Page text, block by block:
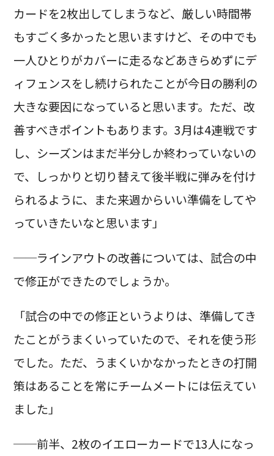
カードを2枚出してしまうなど、厳しい時間帯
もすごく多かったと思いますけど、その中でも
一人ひとりがカバーに走るなどあきらめずにデ
ィフェンスをし続けられたことが今日の勝利の
大きな要因になっていると思います。ただ、改
善すべきポイントもあります。3月は4連戦です
し、シーズンはまだ半分しか終わっていないの
で、しっかりと切り替えて後半戦に弾みを付け
られるように、また来週からいい準備をしてや
っていきたいなと思います」
──ラインアウトの改善については、試合の中
で修正ができたのでしょうか。
「試合の中での修正というよりは、準備してき
たことがうまくいっていたので、それを使う形
でした。ただ、うまくいかなかったときの打開
策はあることを常にチームメートには伝えてい
ました」
──前半、2枚のイエローカードで13人になっ